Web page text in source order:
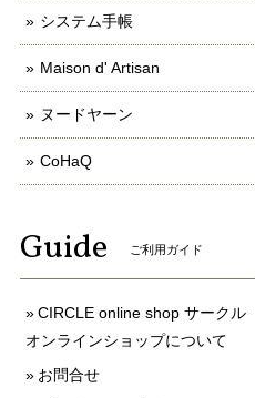
システム手帳
Maison d' Artisan
ヌードヤーン
CoHaQ
Guide ご利用ガイド
CIRCLE online shop サークル
オンラインショップについて
お問合せ